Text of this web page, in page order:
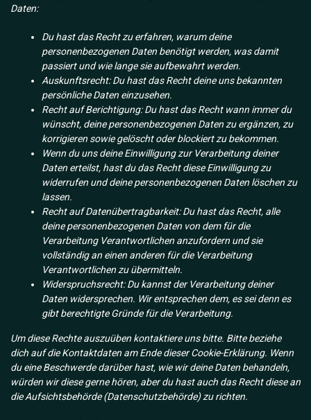
Daten:
Du hast das Recht zu erfahren, warum deine
personenbezogenen Daten benötigt werden, was damit
passiert und wie lange sie aufbewahrt werden.
Auskunftsrecht: Du hast das Recht deine uns bekannten
persönliche Daten einzusehen.
Recht auf Berichtigung: Du hast das Recht wann immer du
wünscht, deine personenbezogenen Daten zu ergänzen, zu
korrigieren sowie gelöscht oder blockiert zu bekommen.
Wenn du uns deine Einwilligung zur Verarbeitung deiner
Daten erteilst, hast du das Recht diese Einwilligung zu
widerrufen und deine personenbezogenen Daten löschen zu
lassen.
Recht auf Datenübertragbarkeit: Du hast das Recht, alle
deine personenbezogenen Daten von dem für die
Verarbeitung Verantwortlichen anzufordern und sie
vollständig an einen anderen für die Verarbeitung
Verantwortlichen zu übermitteln.
Widerspruchsrecht: Du kannst der Verarbeitung deiner
Daten widersprechen. Wir entsprechen dem, es sei denn es
gibt berechtigte Gründe für die Verarbeitung.
Um diese Rechte auszuüben kontaktiere uns bitte. Bitte beziehe
dich auf die Kontaktdaten am Ende dieser Cookie-Erklärung. Wenn
du eine Beschwerde darüber hast, wie wir deine Daten behandeln,
würden wir diese gerne hören, aber du hast auch das Recht diese an
die Aufsichtsbehörde (Datenschutzbehörde) zu richten.